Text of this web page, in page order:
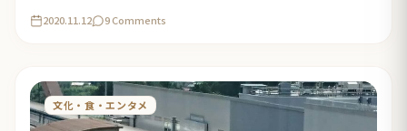
2020.11.12 9 Comments
文化・食・エンタメ